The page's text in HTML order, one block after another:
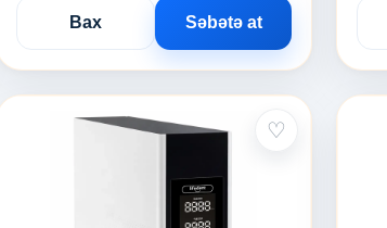
Bax Səbətə at
♡